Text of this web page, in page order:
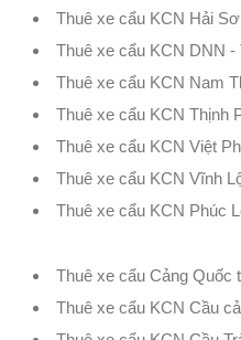
Thuê xe cẩu KCN Hải
Thuê xe cẩu KCN DNN -
Thuê xe cẩu KCN Nam
Thuê xe cẩu KCN Thịnh
Thuê xe cẩu KCN Việt
Thuê xe cẩu KCN Vĩnh
Thuê xe cẩu KCN Phúc
Thuê xe cẩu Cảng Quốc
Thuê xe cẩu KCN Cầu